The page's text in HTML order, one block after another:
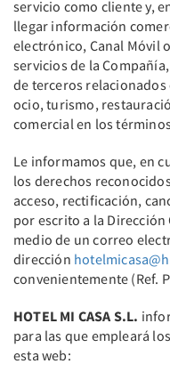
servicio como cliente y,
llegar información
electrónico, Canal Móvil
servicios de la
de terceros
ocio, turismo,
comercial en los
Le informamos que, en
los derechos
acceso, rectificación,
por escrito a la Dirección
medio de un correo
dirección
convenientemente (Ref.
HOTEL MI CASA S.L.
para las que empleará
esta web: